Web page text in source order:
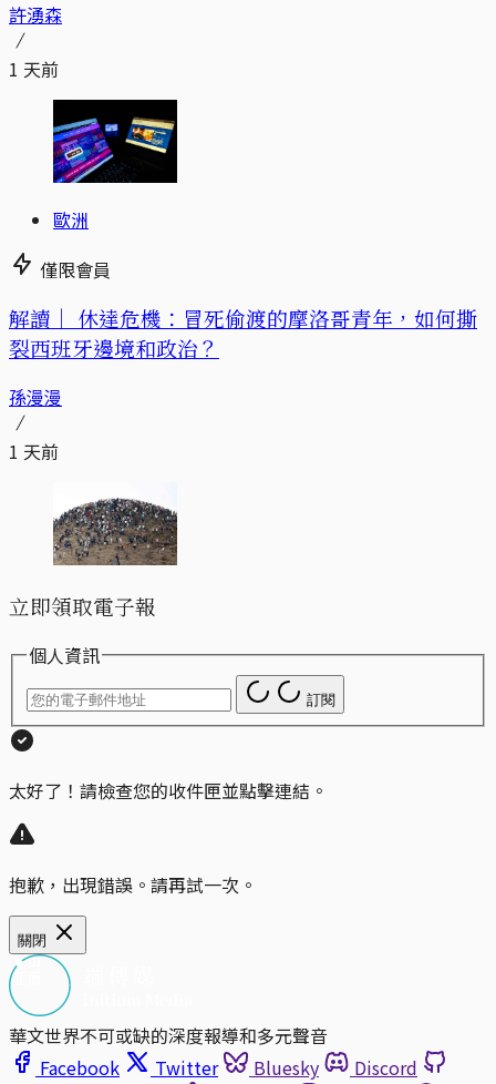
許湧森
1 天前
歐洲
僅限會員
解讀｜ 休達危機：冒死偷渡的摩洛哥青年，如何撕
裂西班牙邊境和政治？
孫漫漫
1 天前
立即領取電子報
個人資訊
訂閱
太好了！請檢查您的收件匣並點擊連結。
抱歉，出現錯誤。請再試一次。
關閉
華文世界不可或缺的深度報導和多元聲音
Facebook
Twitter Bluesky
Discord